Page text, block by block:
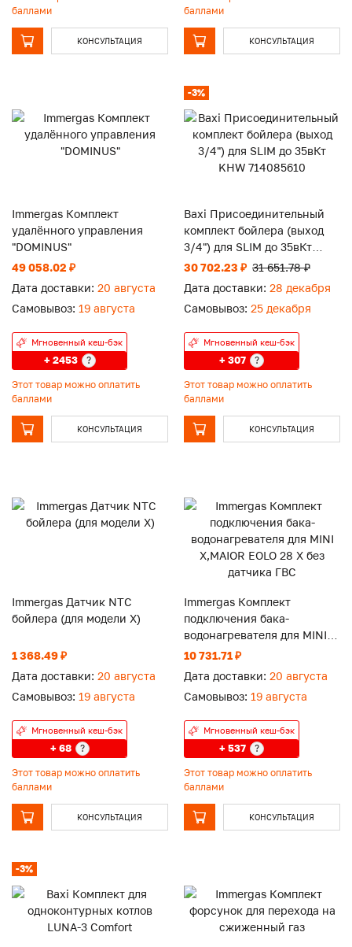
баллами
КОНСУЛЬТАЦИЯ
баллами
КОНСУЛЬТАЦИЯ
Immergas Комплект
удалённого управления
"DOMINUS"
49 058.02 ₽
Дата доставки: 20 августа
Самовывоз: 19 августа
Мгновенный кеш-бэк
+ 2453 ?
Этот товар можно оплатить
баллами
КОНСУЛЬТАЦИЯ
-3%
Baxi Присоединительный
комплект бойлера (выход
3/4") для SLIM до 35вКт
KHW 714085610
30 702.23 ₽ 31 651.78 ₽
Дата доставки: 28 декабря
Самовывоз: 25 декабря
Мгновенный кеш-бэк
+ 307 ?
Этот товар можно оплатить
баллами
КОНСУЛЬТАЦИЯ
Immergas Датчик NTC
бойлера (для модели X)
1 368.49 ₽
Дата доставки: 20 августа
Самовывоз: 19 августа
Мгновенный кеш-бэк
+ 68 ?
Этот товар можно оплатить
баллами
КОНСУЛЬТАЦИЯ
Immergas Комплект
подключения бака-
водонагревателя для MINI
X,MAIOR EOLO 28 X без
10 731.71 ₽
Дата доставки: 20 августа
Самовывоз: 19 августа
Мгновенный кеш-бэк
+ 537 ?
Этот товар можно оплатить
баллами
КОНСУЛЬТАЦИЯ
-3%